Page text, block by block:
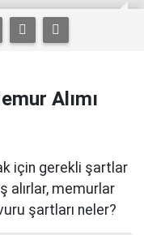
Alımı
için gerekli şartlar
alırlar, memurlar
şartları neler?